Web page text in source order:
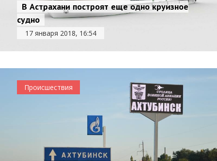
В Астрахани построят еще одно круизное
судно
17 января 2018, 16:54
Происшествия